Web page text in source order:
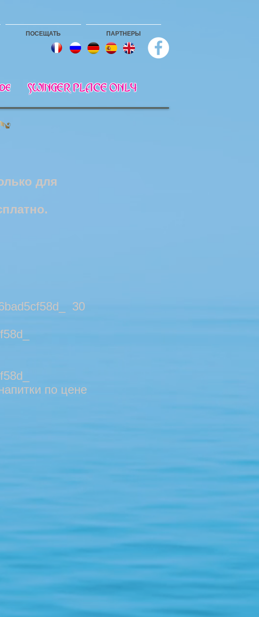
ПОСЕЩАТЬ ПАРТНЕРЫ
- SWINGER PLACE ONLY
для
30
по цене